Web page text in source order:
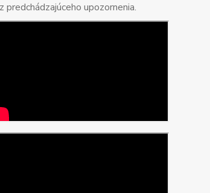
upozornenia.